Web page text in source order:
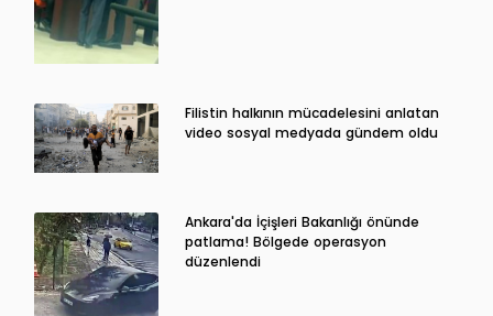
Filistin halkının mücadelesini anlatan
video sosyal medyada gündem oldu
Ankara'da İçişleri Bakanlığı önünde
patlama! Bölgede operasyon
düzenlendi